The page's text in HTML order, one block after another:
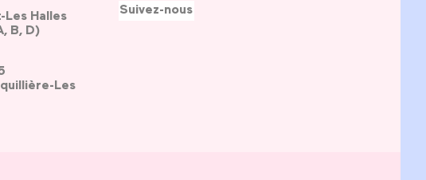
Halles
B, D)
Les
Suivez-nous